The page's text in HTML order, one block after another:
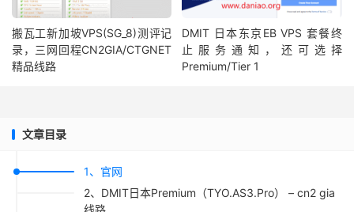
搬瓦工新加坡VPS(SG_8)测评记
录，三网回程CN2GIA/CTGNET
精品线路
DMIT 日本东京EB VPS 套餐终
止服务通知，还可选择
Premium/Tier 1
文章目录
1、官网
2、DMIT日本Premium（TYO.AS3.Pro） – cn2 gia